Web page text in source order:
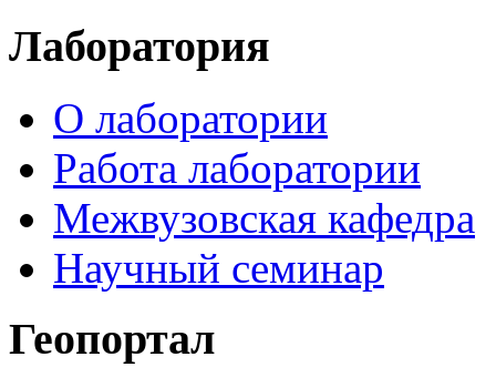
Лаборатория
О лаборатории
Работа лаборатории
Межвузовская кафедра
Научный семинар
Геопортал